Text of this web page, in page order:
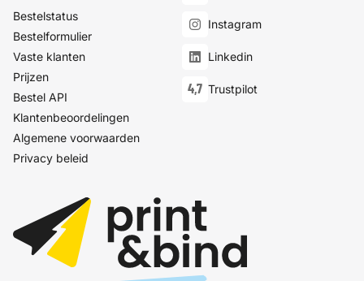
Bestelstatus
Bestelformulier
Vaste klanten
Prijzen
Bestel API
Klantenbeoordelingen
Algemene voorwaarden
Privacy beleid
Instagram
Linkedin
4,7 Trustpilot